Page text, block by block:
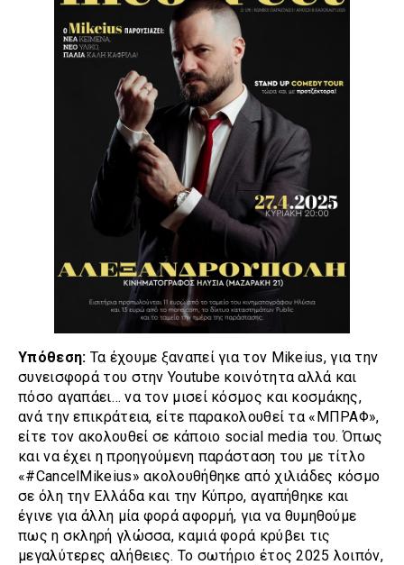
Υπόθεση: Τα έχουμε ξαναπεί για τον Mikeius, για την
συνεισφορά του στην Youtube κοινότητα αλλά και
πόσο αγαπάει… να τον μισεί κόσμος και κοσμάκης,
ανά την επικράτεια, είτε παρακολουθεί τα «ΜΠΡΑΦ»,
είτε τον ακολουθεί σε κάποιο social media του. Όπως
και να έχει η προηγούμενη παράσταση του με τίτλο
«#CancelMikeius» ακολουθήθηκε από χιλιάδες κόσμο
σε όλη την Ελλάδα και την Κύπρο, αγαπήθηκε και
έγινε για άλλη μία φορά αφορμή, για να θυμηθούμε
πως η σκληρή γλώσσα, καμιά φορά κρύβει τις
μεγαλύτερες αλήθειες. Το σωτήριο έτος 2025 λοιπόν,